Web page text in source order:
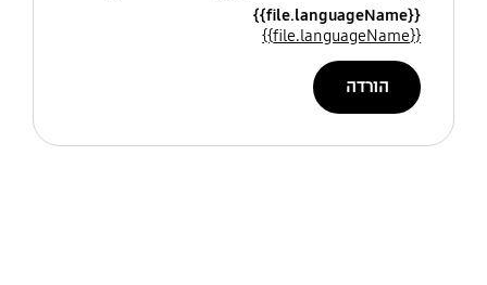
{{file.languageName}}
{{file.languageName}}
הורדה